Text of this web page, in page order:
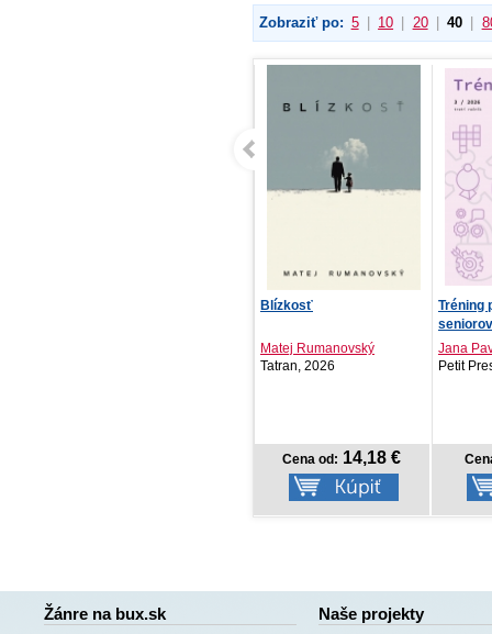
Zobraziť po: 5 10 20 40
Blízkosť
Matej Rumanovský
Tatran, 2026
Cena od: 14,18 €
Tréning
Jana
Petit
Žánre na bux.sk Naše projekty